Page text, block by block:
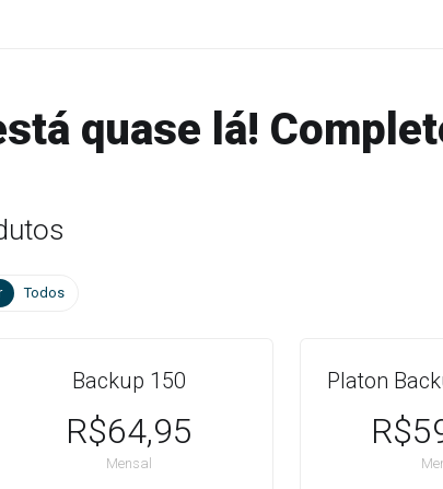
quase lá!
Todos
Backup 150
R$64,95
Mensal
Platon